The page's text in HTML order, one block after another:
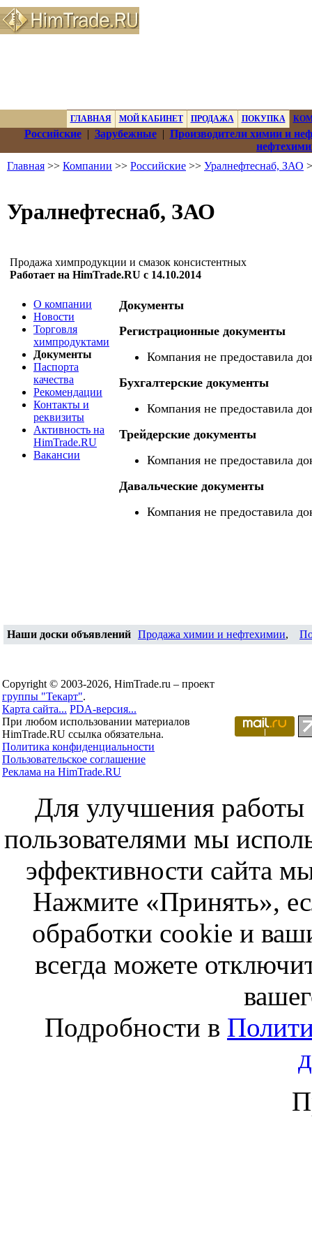
ГЛАВНАЯ МОЙ КАБИНЕТ ПРОДАЖА ПОКУПКА
Российские| Зарубежные| Производители химии и
Главная >> Компании >> Российские >> Уралнефтеснаб, ЗАО
Уралнефтеснаб, ЗАО
Продажа химпродукции и смазок консистентных
Работает на HimTrade.RU с 14.10.2014
О компании
Новости
Торговля
химпродуктами
Документы
Паспорта
качества
Рекомендации
Контакты и
реквизиты
Активность на
HimTrade.RU
Вакансии
Документы
Регистрационные документы
Компания не предоставила
Бухгалтерские документы
Компания не предоставила
Трейдерские документы
Компания не предоставила
Давальческие документы
Компания не предоставила
Наши доски объявлений Продажа химии и нефтехимии,
Copyright © 2003-2026, HimTrade.ru – проект
группы "Текарт".
Карта сайта... PDA-версия...
При любом использовании материалов
HimTrade.RU ссылка обязательна.
Политика конфиденциальности
Пользовательское соглашение
Реклама на HimTrade.RU
Для улучшения работы
пользователями мы
эффективности сайта
Нажмите «Принять»,
обработки cookie и
всегда можете
Подробности в